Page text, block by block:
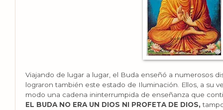
Viajando de lugar a lugar, el Buda enseñó a numerosos
lograron también este estado de Iluminación. Ellos, a su
modo una cadena ininterrumpida de enseñanza que
EL BUDA NO ERA UN DIOS NI PROFETA DE DIOS,